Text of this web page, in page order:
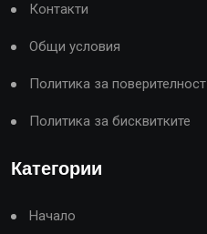
Контакти
Общи условия
Политика за поверителност
Политика за бисквитките
Категории
Начало